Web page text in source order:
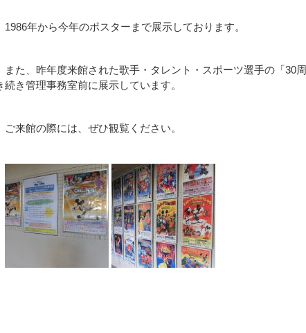
1986年から今年のポスターまで展示しております。
また、昨年度来館された歌手・タレント・スポーツ選手の「30
続き管理事務室前に展示しています。
ご来館の際には、ぜひ観覧ください。